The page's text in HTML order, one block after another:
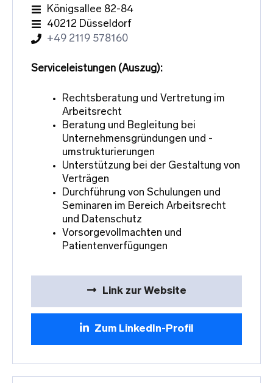
Königsallee 82-84
40212 Düsseldorf
+49 2119 578160
Serviceleistungen (Auszug):
Rechtsberatung und Vertretung im
Arbeitsrecht
Beratung und Begleitung bei
Unternehmensgründungen und -
umstrukturierungen
Unterstützung bei der Gestaltung von
Verträgen
Durchführung von Schulungen und
Seminaren im Bereich Arbeitsrecht
und Datenschutz
Vorsorgevollmachten und
Patientenverfügungen
Link zur Website
Zum LinkedIn-Profil